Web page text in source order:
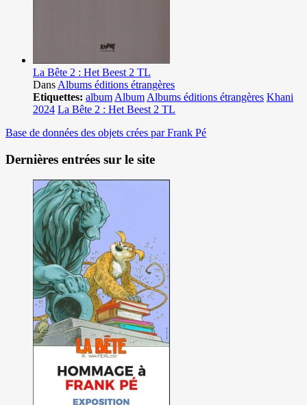
La Bête 2 : Het Beest 2 TL
Dans Albums éditions étrangères
Etiquettes: album Album Albums éditions étrangères Khani
2024 La Bête 2 : Het Beest 2 TL
Base de données des objets crées par Frank Pé
Dernières entrées sur le site